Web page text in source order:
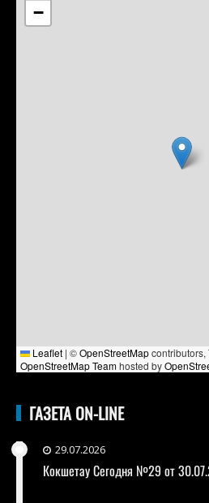
−
Leaflet | ©OpenStreetMapcontributors,
OpenStreetMap Teamhosted by
ГАЗЕТА ON-LINE
29.07.2026
Кокшетау Сегодня №29 от